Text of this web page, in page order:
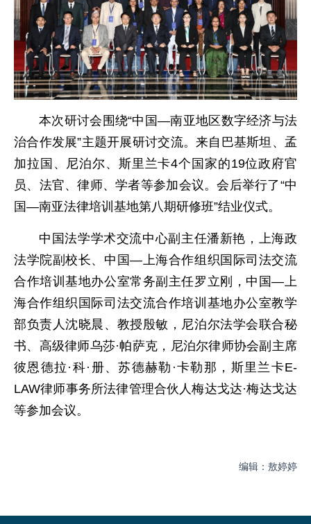
本次研讨会围绕“中国—南亚地区数字经济与法
治合作发展”主题开展研讨交流。来自巴基斯坦、孟
加拉国、尼泊尔、斯里兰卡4个国家的19位政府官
员、法官、律师、学者等参加会议。会后举行了“中
国—南亚法律培训基地第八期研修班”结业仪式。
中国法学学术交流中心副主任潘新艳，上海政
法学院副校长、中国—上海合作组织国际司法交流
合作培训基地办公室常务副主任罗立刚，中国—上
海合作组织国际司法交流合作培训基地办公室教学
部负责人沈晓晨、教授殷敏，尼泊尔法学会联合秘
书、高级律师乌莎·帕萨克，尼泊尔律师协会副主席
彼恩德拉·科·册、苏德赫勒·卡勒那，斯里兰卡E-
LAW律师事务所法律管理合伙人梅达戈达·梅达戈达
等参加会议。
编辑：敖婷婷